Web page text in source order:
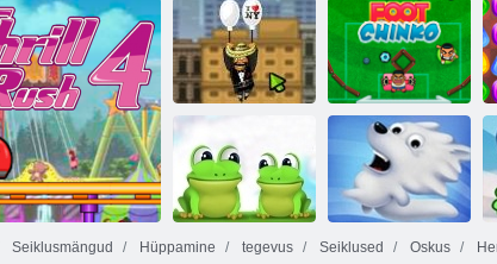
lahingurežiim
Rahaliigutajad 2 Ahne jänes
Amigo Pancho
2: New Yorgi
partei
Leg Cinco
Seiklusmängud Hüppamine tegevus Seiklused Oskus